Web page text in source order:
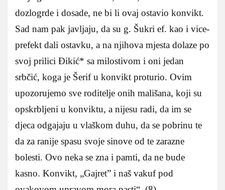
dozlogrde i dosade, ne bi li ovaj ostavio konvikt.
Sad nam pak javljaju, da su g. Šukri ef. kao i vice-
prefekt dali ostavku, a na njihova mjesta dolaze po
svoj prilici Đikić* sa milostivom i oni jedan
srbčić, koga je Šerif u konvikt proturio. Ovim
upozorujemo sve roditelje onih mališana, koji su
opskrbljeni u konviktu, a nijesu radi, da im se
djeca odgajaju u vlaškom duhu, da se pobrinu te
da za ranije spasu svoje sinove od te zarazne
bolesti. Ovo neka se zna i pamti, da ne bude
kasno. Konvikt, „Gajret” i naš vakuf pod